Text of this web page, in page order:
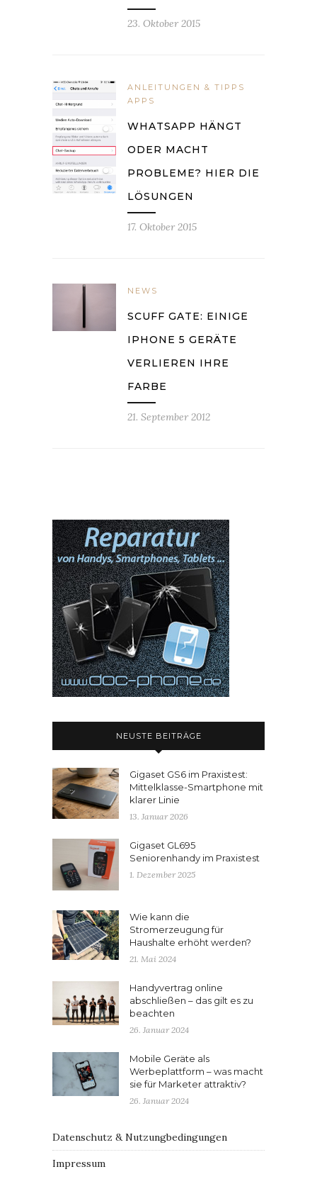
23. Oktober 2015
ANLEITUNGEN & TIPPS
APPS
WHATSAPP HÄNGT
ODER MACHT
PROBLEME? HIER DIE
LÖSUNGEN
17. Oktober 2015
NEWS
SCUFF GATE: EINIGE
IPHONE 5 GERÄTE
VERLIEREN IHRE
FARBE
21. September 2012
NEUSTE BEITRÄGE
Gigaset GS6 im Praxistest:
Mittelklasse-Smartphone mit
klarer Linie
13. Januar 2026
Gigaset GL695
Seniorenhandy im Praxistest
1. Dezember 2025
Wie kann die
Stromerzeugung für
Haushalte erhöht werden?
21. Mai 2024
Handyvertrag online
abschließen – das gilt es zu
beachten
26. Januar 2024
Mobile Geräte als
Werbeplattform – was macht
sie für Marketer attraktiv?
26. Januar 2024
Datenschutz & Nutzungbedingungen
Impressum